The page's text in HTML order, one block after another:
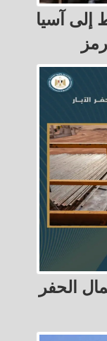
إلى آسيا
الحفر